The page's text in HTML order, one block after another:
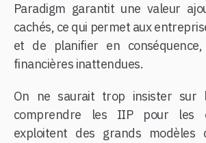
Paradigm garantit une valeur
cachés, ce qui permet aux
et de planifier en
financières inattendues.
​On ne saurait trop insister sur
comprendre les IIP pour les
exploitent des grands modèles